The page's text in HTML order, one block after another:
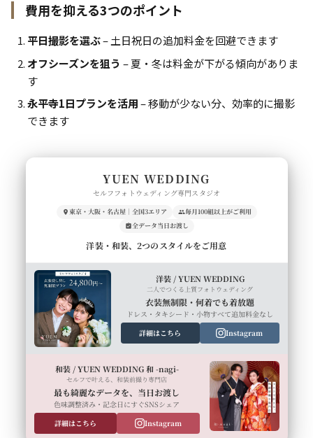
費用を抑える3つのポイント
平日撮影を選ぶ– 土日祝日の追加料金を回避できます
オフシーズンを狙う – 夏・冬は料金が下がる傾向がありま
す
永平寺1日プランを活用– 移動が少ない分、効率的に撮影
できます
YUEN WEDDING
セルフフォトウェディング専門スタジオ
東京・大阪・名古屋｜全国3エリア
毎月100組以上がご利用
全データ当日お渡し
洋装・和装、2つのスタイルをご用意
洋装 / YUEN WEDDING
二人でつくる上質フォトウェディング
衣装無制限・何着でも着放題
ドレス・タキシード・小物すべて追加料金なし
詳細はこちら
Instagram
和装 / YUEN WEDDING 和 -nagi-
セルフで叶える、和装前撮り専門店
最も綺麗なデータを、当日お渡し
色味調整済み・記念日にすぐSNSシェア
詳細はこちら
Instagram